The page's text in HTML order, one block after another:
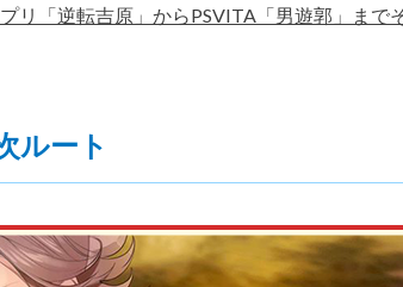
リ「逆転吉原」からPSVITA「男遊郭」まで
ルート